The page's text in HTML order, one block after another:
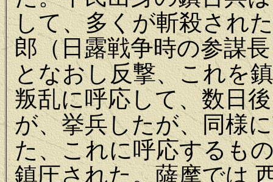
して、多くが斬殺され
郎（日露戦争時の参謀
となおし反撃、これを
叛乱に呼応して、数日
が、挙兵したが、同様
た、これに呼応するも
鎮圧された。薩摩では